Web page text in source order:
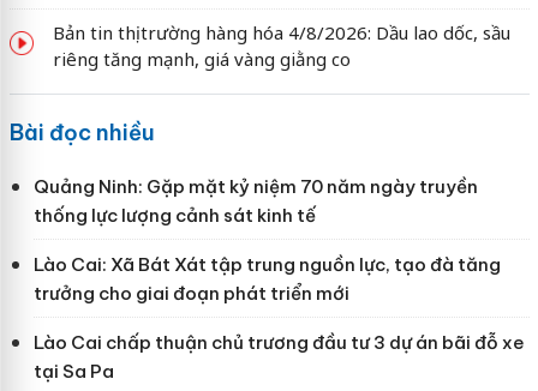
Bản tin thị trường hàng hóa 4/8/2026: Dầu lao dốc, sầu
riêng tăng mạnh, giá vàng giằng co
Bài đọc nhiều
Quảng Ninh: Gặp mặt kỷ niệm 70 năm ngày truyền
thống lực lượng cảnh sát kinh tế
Lào Cai: Xã Bát Xát tập trung nguồn lực, tạo đà tăng
trưởng cho giai đoạn phát triển mới
Lào Cai chấp thuận chủ trương đầu tư 3 dự án bãi đỗ xe
tại Sa Pa